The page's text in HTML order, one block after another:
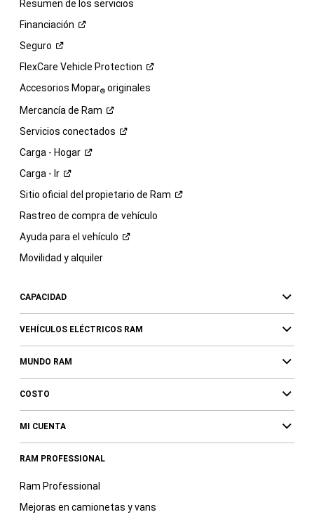
Resumen de los servicios
Financiación
Seguro
FlexCare Vehicle Protection
Accesorios Mopar®originales
Mercancía de Ram
Servicios conectados
Carga - Hogar
Carga - Ir
Sitio oficial del propietario de Ram
Rastreo de compra de vehículo
Ayuda para el vehículo
Movilidad y alquiler
CAPACIDAD
VEHÍCULOS ELÉCTRICOS RAM
MUNDO RAM
COSTO
MI CUENTA
RAM PROFESSIONAL
Ram Professional
Mejoras en camionetas y vans